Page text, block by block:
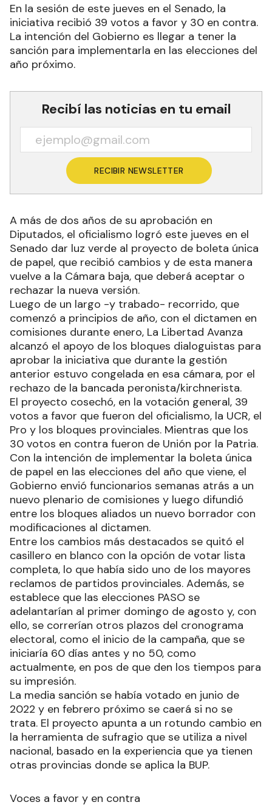
En la sesión de este jueves en el Senado, la
iniciativa recibió 39 votos a favor y 30 en contra.
La intención del Gobierno es llegar a tener la
sanción para implementarla en las elecciones del
año próximo.
Recibí las noticias en tu email
RECIBIR NEWSLETTER
A más de dos años de su aprobación en
Diputados, el oficialismo logró este jueves en el
Senado dar luz verde al proyecto de boleta única
de papel, que recibió cambios y de esta manera
vuelve a la Cámara baja, que deberá aceptar o
rechazar la nueva versión.
Luego de un largo -y trabado- recorrido, que
comenzó a principios de año, con el dictamen en
comisiones durante enero, La Libertad Avanza
alcanzó el apoyo de los bloques dialoguistas para
aprobar la iniciativa que durante la gestión
anterior estuvo congelada en esa cámara, por el
rechazo de la bancada peronista/kirchnerista.
El proyecto cosechó, en la votación general, 39
votos a favor que fueron del oficialismo, la UCR, el
Pro y los bloques provinciales. Mientras que los
30 votos en contra fueron de Unión por la Patria.
Con la intención de implementar la boleta única
de papel en las elecciones del año que viene, el
Gobierno envió funcionarios semanas atrás a un
nuevo plenario de comisiones y luego difundió
entre los bloques aliados un nuevo borrador con
modificaciones al dictamen.
Entre los cambios más destacados se quitó el
casillero en blanco con la opción de votar lista
completa, lo que había sido uno de los mayores
reclamos de partidos provinciales. Además, se
establece que las elecciones PASO se
adelantarían al primer domingo de agosto y, con
ello, se correrían otros plazos del cronograma
electoral, como el inicio de la campaña, que se
iniciaría 60 días antes y no 50, como
actualmente, en pos de que den los tiempos para
su impresión.
La media sanción se había votado en junio de
2022 y en febrero próximo se caerá si no se
trata. El proyecto apunta a un rotundo cambio en
la herramienta de sufragio que se utiliza a nivel
nacional, basado en la experiencia que ya tienen
otras provincias donde se aplica la BUP.
Voces a favor y en contra